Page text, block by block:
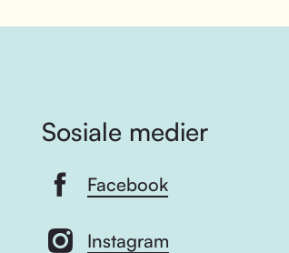
Sosiale medier
Facebook
Instagram